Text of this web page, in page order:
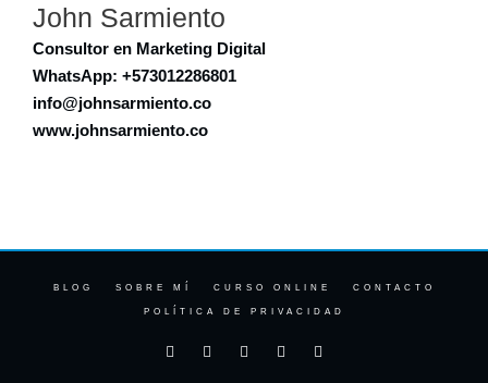
John Sarmiento
Consultor en Marketing Digital
WhatsApp: +573012286801
info@johnsarmiento.co
www.johnsarmiento.co
BLOG SOBRE MÍ CURSO ONLINE CONTACTO
POLÍTICA DE PRIVACIDAD
F
I
T
Y
L